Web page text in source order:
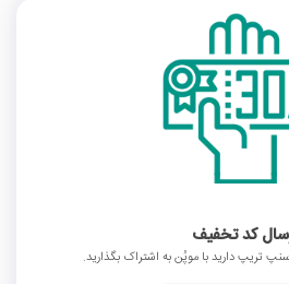
کد تخفیف
تریپ دارید با موپُن به اشتراک بگذارید.